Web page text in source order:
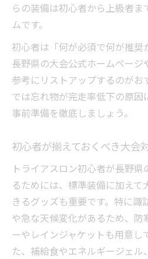
らの装備は初心者から上級者
ムです。
初心者は「何が必須で何が推奨
長野県の大会公式ホームページ
参考にリストアップするのがお
では忘れ物が完走率低下の原因
事前準備を徹底しましょう。
初心者が揃えておくべき大会
トライアスロン初心者が長野
るためには、標準装備に加えて
きるグッズも重要です。特に諏
や急な天候変化があるため、防
ーやレインジャケットも用意し
た、補給食やエネルギージェ